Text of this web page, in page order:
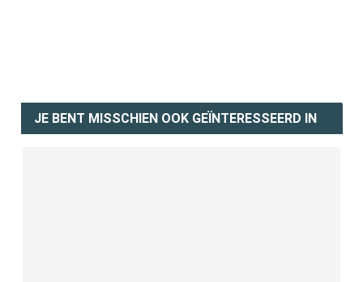
JE BENT MISSCHIEN OOK GEÏNTERESSEERD IN